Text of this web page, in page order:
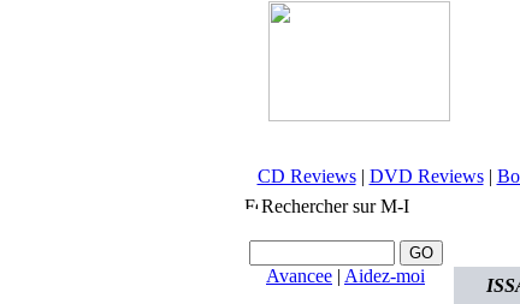
CD Reviews| DVD Reviews|
Rechercher sur M-I
Avancee | Aidez-moi